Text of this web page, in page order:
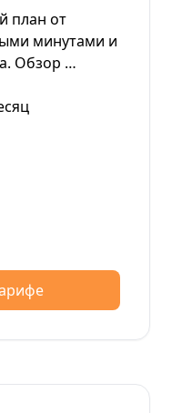
план от
минутами и
Обзор …